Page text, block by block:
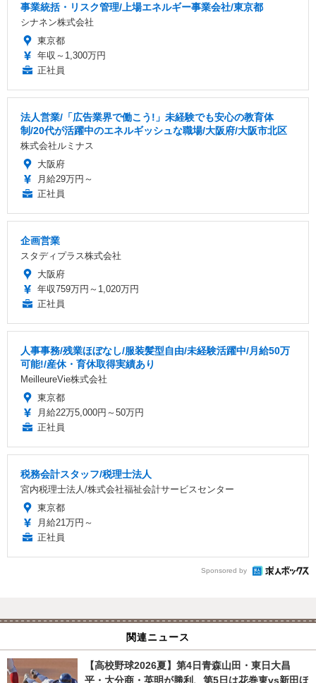
事業統括・リスク管理/上場エネルギー事業会社/東京都
シナネン株式会社
東京都
年収～1,300万円
正社員
法人営業/「広告業界で働こう!」未経験でも安心の教育体
制/20代が活躍中のエネルギッシュな職場/大阪府/大阪市北区
株式会社ルミナス
大阪府
月給29万円～
正社員
企画営業
スタディプラス株式会社
大阪府
年収759万円～1,020万円
正社員
人事事務/残業ほぼなし/服装髪型自由/未経験活躍中/月給50万
可能!/産休・育休取得実績あり
MeilleureVie株式会社
東京都
月給22万5,000円～50万円
正社員
税務会計スタッフ/税理士法人
宮内税理士法人/株式会社福祉会計サービスセンター
東京都
月給21万円～
正社員
Sponsored by
関連ニュース
【高校野球2026夏】第4日青森山田・東日大昌
平・大分商・英明が勝利、第5日は花巻東vs新田ほ